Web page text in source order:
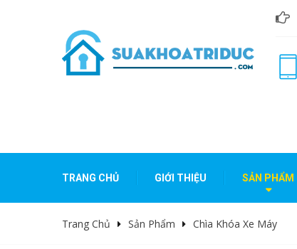
TRANG CHỦ GIỚI THIỆU SẢN PHẨM
Trang Chủ Sản Phẩm Chìa Khóa Xe Máy